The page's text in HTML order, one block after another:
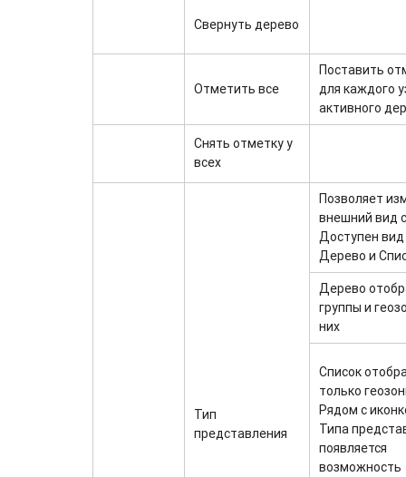
Свернуть дерево
Отметить все
Поставить
для каждого
активного
Снять отметку у
всех
Тип
представления
Позволяет
внешний вид
Доступен вид
Дерево и
Дерево
группы и
них
Список
только
Рядом с
Типа
появляется
возможность